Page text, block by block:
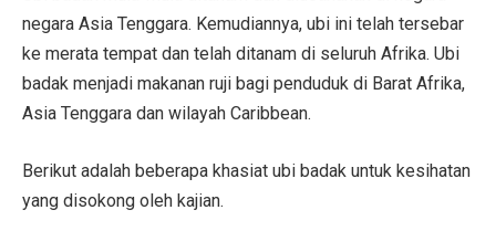
negara Asia Tenggara. Kemudiannya, ubi ini telah tersebar
ke merata tempat dan telah ditanam di seluruh Afrika. Ubi
badak menjadi makanan ruji bagi penduduk di Barat Afrika,
Asia Tenggara dan wilayah Caribbean.
Berikut adalah beberapa khasiat ubi badak untuk kesihatan
yang disokong oleh kajian.